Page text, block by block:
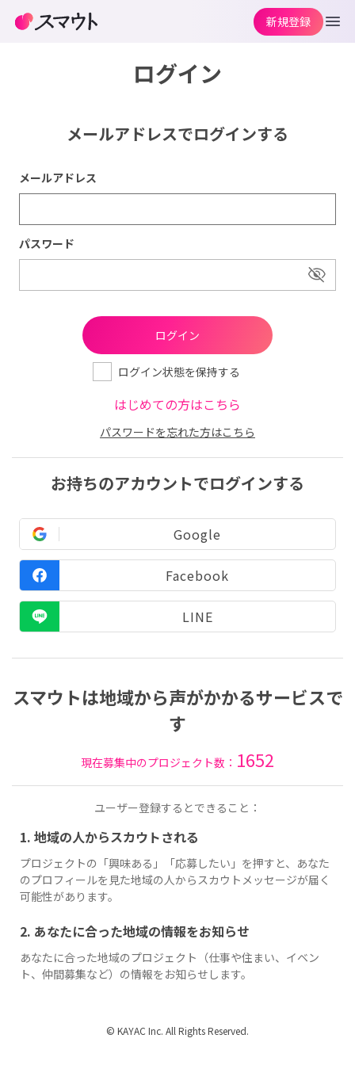
ログイン
メールアドレスでログインする
メールアドレス
パスワード
ログイン状態を保持する
はじめての方はこちら
パスワードを忘れた方はこちら
お持ちのアカウントでログインする
Google
Facebook
LINE
スマウトは地域から声がかかるサービスで
す
現在募集中のプロジェクト数： 1652
ユーザー登録するとできること：
1. 地域の人からスカウトされる
プロジェクトの「興味ある」「応募したい」を押すと、あなた
のプロフィールを見た地域の人からスカウトメッセージが届く
可能性があります。
2. あなたに合った地域の情報をお知らせ
あなたに合った地域のプロジェクト（仕事や住まい、イベン
ト、仲間募集など）の情報をお知らせします。
新規登録
© KAYAC Inc. All Rights Reserved.